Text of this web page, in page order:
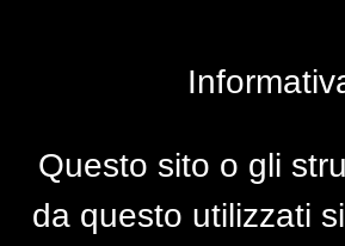
Questo sito o gli
da questo utilizzati